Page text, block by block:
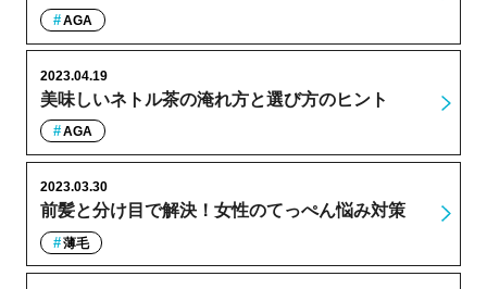
AGA
美味しいネトル茶の淹れ方と選び方のヒント
2023.04.19
AGA
前髪と分け目で解決！女性のてっぺん悩み対策
2023.03.30
薄毛